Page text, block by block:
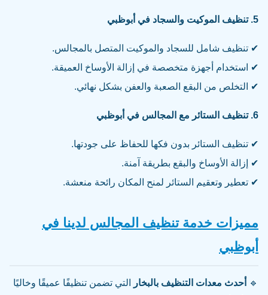
5. تنظيف الموكيت والسجاد في أبوظبي
✔ تنظيف شامل للسجاد والموكيت المتصل بالمجالس.
✔ استخدام أجهزة متخصصة في إزالة الأوساخ العميقة.
✔ التخلص من البقع الصعبة والعفن بشكل نهائي.
6. تنظيف الستائر مع المجالس في أبوظبي
✔ تنظيف الستائر بدون فكها للحفاظ على جودتها.
✔ إزالة الأوساخ والبقع بطريقة آمنة.
✔ تعطير وتعقيم الستائر لمنح المكان رائحة منعشة.
مميزات خدمة تنظيف المجالس لدينا في
أبوظبي
🔹 أحدث معدات التنظيف بالبخار
التي تضمن تنظيفًا عميقًا وخاليًا